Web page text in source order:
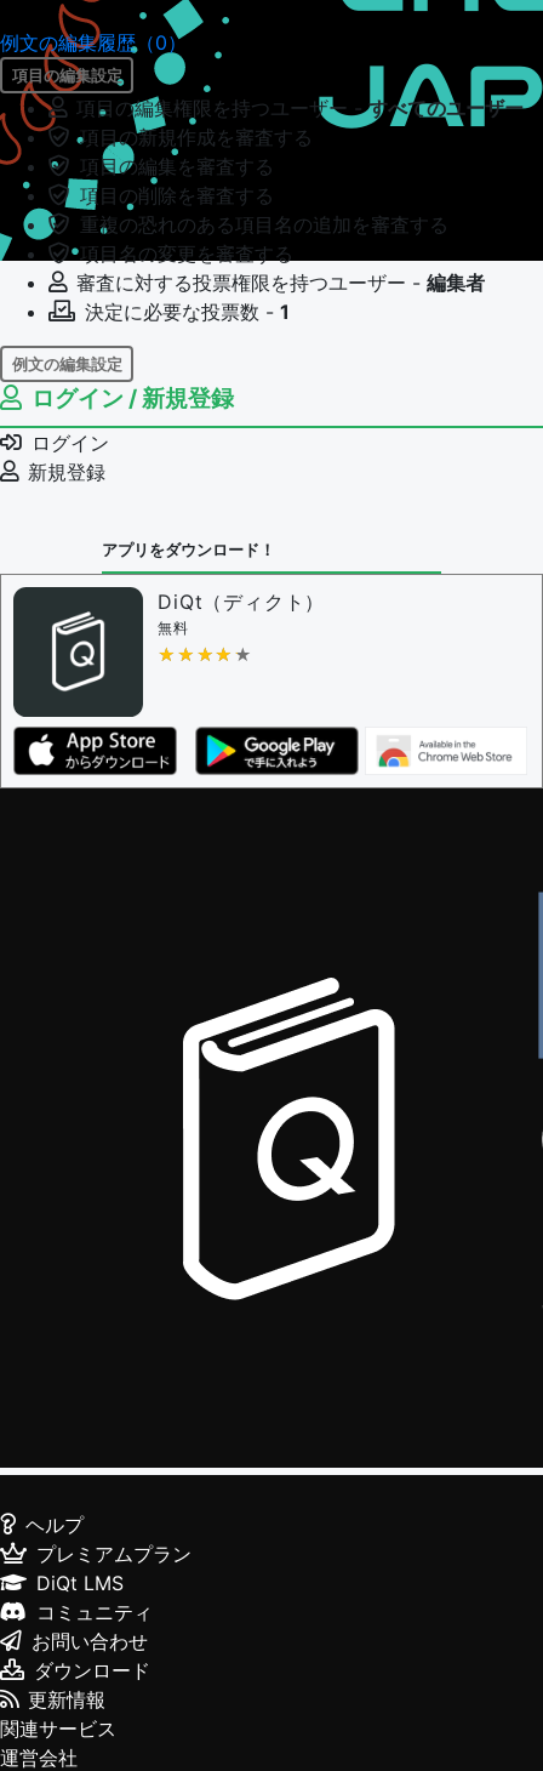
例文の編集履歴（0）
項目の編集設定
項目の編集権限を持つユーザー -すべてのユーザー
項目の新規作成を審査する
項目の編集を審査する
項目の削除を審査する
重複の恐れのある項目名の追加を審査する
項目名の変更を審査する
審査に対する投票権限を持つユーザー - 編集者
決定に必要な投票数 - 1
例文の編集設定
例文の編集権限を持つユーザー -
例文の編集を審査する
例文の削除を審査する
審査に対する投票権限を持つユーザー -
問題の編集権限を持つユーザー -
審査に対する投票権限を持つユーザー -
ザー
決定に必要な投票数 -
編集ガイドライン
ログイン / 新規登録
ログイン
新規登録
アプリをダウンロード！
DiQt（ディクト）
無料
★★★★★
★★★★★
ヘルプ
プレミアムプラン
DiQt LMS
コミュニティ
お問い合わせ
ダウンロード
更新情報
関連サービス
運営会社